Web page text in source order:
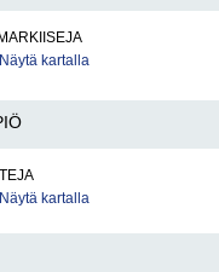
Näytä kartalla
Näytä kartalla